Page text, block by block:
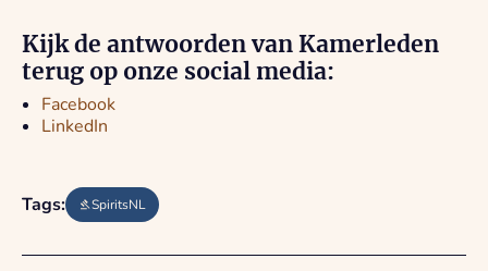
Kijk de antwoorden van Kamerleden
terug op onze social media:
Facebook
LinkedIn
Tags: SpiritsNL